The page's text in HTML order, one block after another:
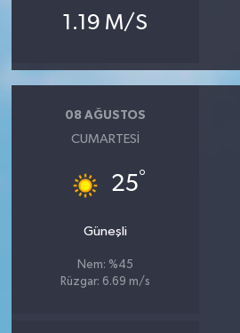
1.19 M/S
08 AĞUSTOS
CUMARTESI
25°
Güneşli
Nem: %45
Rüzgar: 6.69 m/s